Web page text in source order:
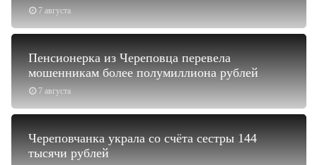
7 августа
7 августа
Пенсионерка из Череповца перевела
мошенникам более полумиллиона рублей
Череповчанка украла со счёта сестры 144
тысячи рублей